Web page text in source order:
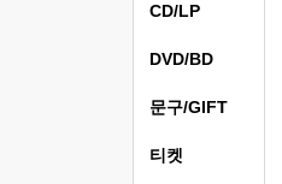
CD/LP
DVD/BD
문구/GIFT
티켓